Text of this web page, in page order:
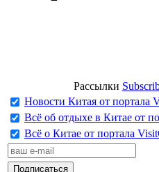
Рассылки
Новости Китая от портала
Всё об отдыхе в Китае от
Всё о Китае от портала